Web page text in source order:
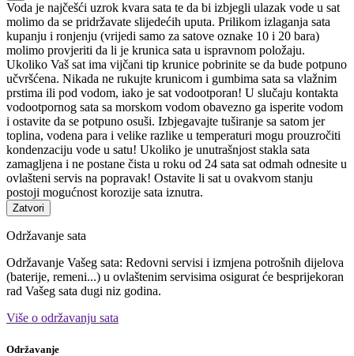
Voda je najčešći uzrok kvara sata te da bi izbjegli ulazak vode u sat
molimo da se pridržavate slijedećih uputa. Prilikom izlaganja sata
kupanju i ronjenju (vrijedi samo za satove oznake 10 i 20 bara)
molimo provjeriti da li je krunica sata u ispravnom položaju.
Ukoliko Vaš sat ima vijčani tip krunice pobrinite se da bude potpuno
učvršćena. Nikada ne rukujte krunicom i gumbima sata sa vlažnim
prstima ili pod vodom, iako je sat vodootporan! U slučaju kontakta
vodootpornog sata sa morskom vodom obavezno ga isperite vodom
i ostavite da se potpuno osuši. Izbjegavajte tuširanje sa satom jer
toplina, vodena para i velike razlike u temperaturi mogu prouzročiti
kondenzaciju vode u satu! Ukoliko je unutrašnjost stakla sata
zamagljena i ne postane čista u roku od 24 sata sat odmah odnesite u
ovlašteni servis na popravak! Ostavite li sat u ovakvom stanju
postoji mogućnost korozije sata iznutra.
Zatvori
Održavanje sata
Održavanje Vašeg sata: Redovni servisi i izmjena potrošnih dijelova
(baterije, remeni...) u ovlaštenim servisima osigurat će besprijekoran
rad Vašeg sata dugi niz godina.
Više o održavanju sata
Održavanje